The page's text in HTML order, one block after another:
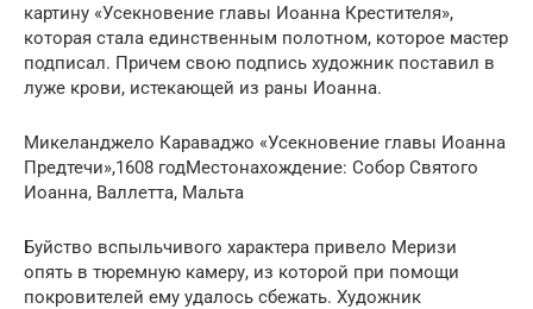
картину «Усекновение главы Иоанна Крестителя»,
которая стала единственным полотном, которое мастер
подписал. Причем свою подпись художник поставил в
луже крови, истекающей из раны Иоанна.
Микеланджело Караваджо «Усекновение главы Иоанна
Предтечи»,1608 годМестонахождение: Собор Святого
Иоанна, Валлетта, Мальта
Буйство вспыльчивого характера привело Меризи
опять в тюремную камеру, из которой при помощи
покровителей ему удалось сбежать. Художник